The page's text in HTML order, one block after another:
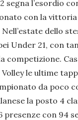
segna l’esordio
con la vittoria
dello
Under 21, con
competizione.
le ultime
da poco
la posto 4
presenze con 94